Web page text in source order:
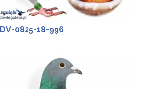
DV-0825-18-996